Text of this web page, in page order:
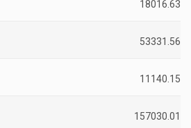
18016.63
53331.56
11140.15
157030.01